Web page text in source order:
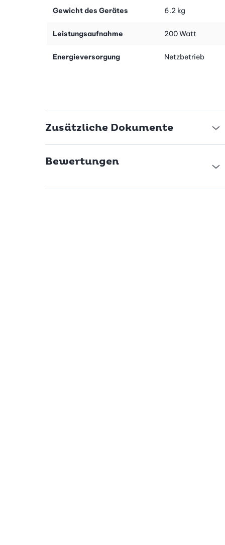
Gewicht des Gerätes 6.2 kg
Leistungsaufnahme 200 Watt
Energieversorgung Netzbetrieb
Zusätzliche Dokumente
Bewertungen